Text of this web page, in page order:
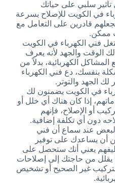
سلبي على حياتك
في الكويت للإصلاح بسرعة
قادرين على التعامل مع
ممكن.
فني الكهرباء في الكويت
الوقت والجهد لأنه يعرف
الكهربائية، بدلاً من
بنفسك، دع فني الكهرباء
لك الجهد والتوتر.
في الكويت يضمنون لك
إذا كان هناك أي خلل أو
أو الإصلاح، فإنهم
دون أي تكلفة إضافية.
عند سماع أن فني
أن يساعدك على توفير
يعني أنك ستحصل على
يقلل من حاجتك إلى إصلاحات
غير الصحيح أو تشخيص